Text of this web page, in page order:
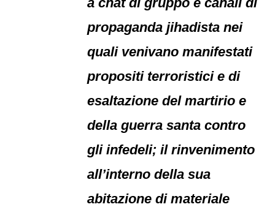
propaganda jihadista nei
quali venivano manifestati
propositi terroristici e di
esaltazione del martirio e
della guerra santa contro
gli infedeli; il rinvenimento
all’interno della sua
abitazione di materiale